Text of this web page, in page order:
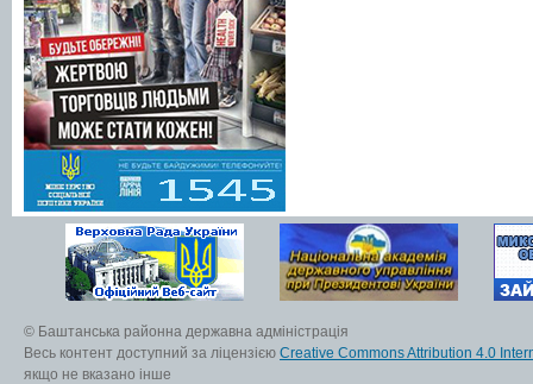
© Баштанська районна державна адміністрація
Весь контент доступний за ліцензією Creative Commons Attribution 4.0
якщо не вказано інше